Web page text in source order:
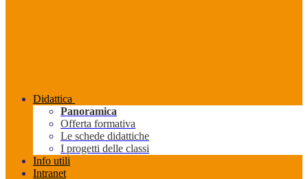
Didattica
Panoramica
Offerta formativa
Le schede didattiche
I progetti delle classi
Info utili
Intranet